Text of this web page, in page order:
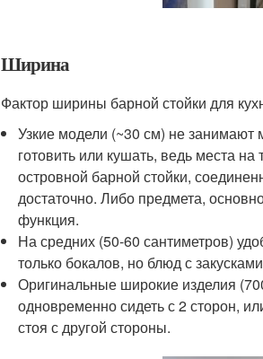
Ширина
Фактор ширины барной стойки для
Узкие модели (~30 см) не занимают
готовить или кушать, ведь места
островной барной стойки,
достаточно. Либо предмета,
функция.
На средних (50-60 сантиметров)
только бокалов, но блюд с
Оригинальные широкие изделия
одновременно сидеть с 2 сторон,
стоя с другой стороны.